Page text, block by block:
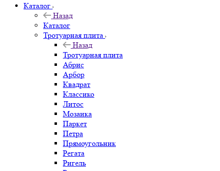
Каталог
Назад
Каталог
Тротуарная плита
Назад
Тротуарная плита
Абрис
Арбор
Квадрат
Классико
Литос
Мозаика
Паркет
Петра
Прямоугольник
Регата
Ригель